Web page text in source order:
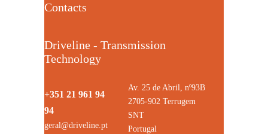
Contacts
Driveline - Transmission
Technology
+351 21 961 94
94
geral@driveline.pt
Av. 25 de Abril, nº93B
2705-902 Terrugem
SNT
Portugal